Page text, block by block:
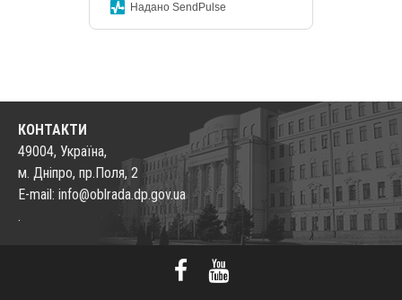
Надано SendPulse
КОНТАКТИ
49004, Україна,
м. Дніпро, пр.Поля, 2
E-mail: info@oblrada.dp.gov.ua
.